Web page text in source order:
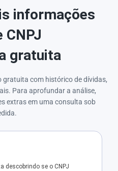
informações
CNPJ
gratuita
gratuita com histórico de dívidas,
Para aprofundar a análise,
extras em uma consulta sob
descobrindo se o CNPJ